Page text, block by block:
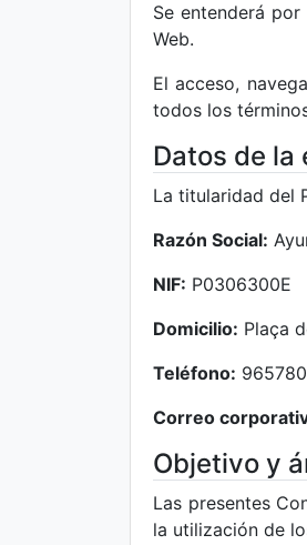
Se entenderá
Web.
El acceso,
todos los
Datos de la
La titularidad del
Razón Social:
NIF: P0306300E
Domicilio: Plaça
Teléfono:
Correo
Objetivo y
Las presentes
la utilización de